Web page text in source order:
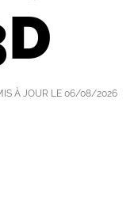
À JOUR LE 06/08/2026